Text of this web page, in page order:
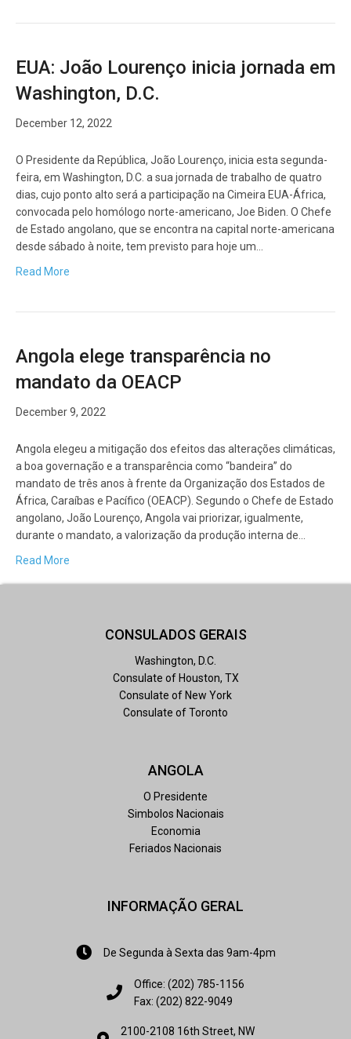
EUA: João Lourenço inicia jornada em
Washington, D.C.
December 12, 2022
O Presidente da República, João Lourenço, inicia esta segunda-
feira, em Washington, D.C. a sua jornada de trabalho de quatro
dias, cujo ponto alto será a participação na Cimeira EUA-África,
convocada pelo homólogo norte-americano, Joe Biden. O Chefe
de Estado angolano, que se encontra na capital norte-americana
desde sábado à noite, tem previsto para hoje um…
Read More
Angola elege transparência no
mandato da OEACP
December 9, 2022
Angola elegeu a mitigação dos efeitos das alterações climáticas,
a boa governação e a transparência como “bandeira” do
mandato de três anos à frente da Organização dos Estados de
África, Caraíbas e Pacífico (OEACP). Segundo o Chefe de Estado
angolano, João Lourenço, Angola vai priorizar, igualmente,
durante o mandato, a valorização da produção interna de…
Read More
CONSULADOS GERAIS
Washington, D.C.
Consulate of Houston, TX
Consulate of New York
Consulate of Toronto
ANGOLA
O Presidente
Simbolos Nacionais
Economia
Feriados Nacionais
INFORMAÇÃO GERAL
De Segunda à Sexta das 9am-4pm
Office: (202) 785-1156
Fax: (202) 822-9049
2100-2108 16th Street, NW